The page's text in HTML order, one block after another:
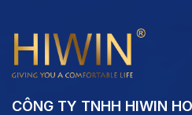
CÔNG TY TNHH HIWIN